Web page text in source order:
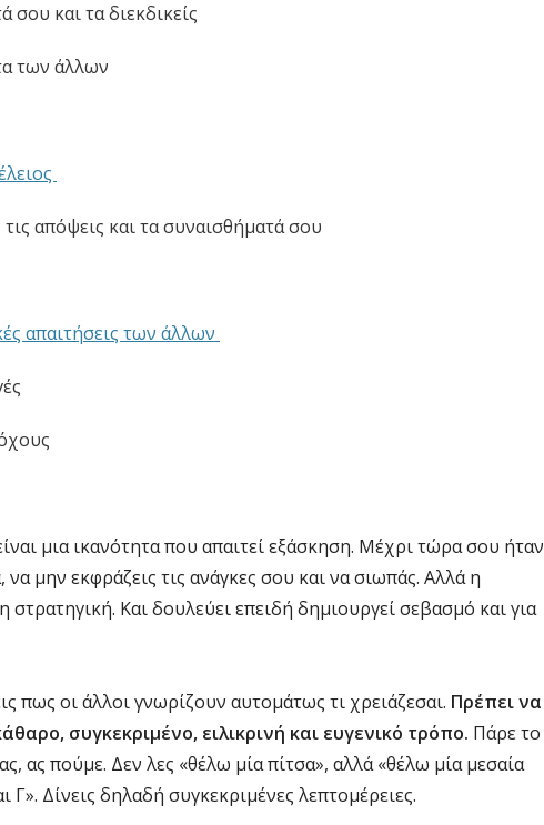
σου και τα διεκδικείς
των άλλων
απόψεις και τα συναισθήματά σου
απαιτήσεις των άλλων
μια ικανότητα που απαιτεί εξάσκηση. Μέχρι τώρα σου ήταν
να μην εκφράζεις τις ανάγκες σου και να σιωπάς. Αλλά η
στρατηγική. Και δουλεύει επειδή δημιουργεί σεβασμό και για
πως οι άλλοι γνωρίζουν αυτομάτως τι χρειάζεσαι. Πρέπει να
συγκεκριμένο, ειλικρινή και ευγενικό τρόπο. Πάρε το
ας πούμε. Δεν λες «θέλω μία πίτσα», αλλά «θέλω μία μεσαία
Γ». Δίνεις δηλαδή συγκεκριμένες λεπτομέρειες.